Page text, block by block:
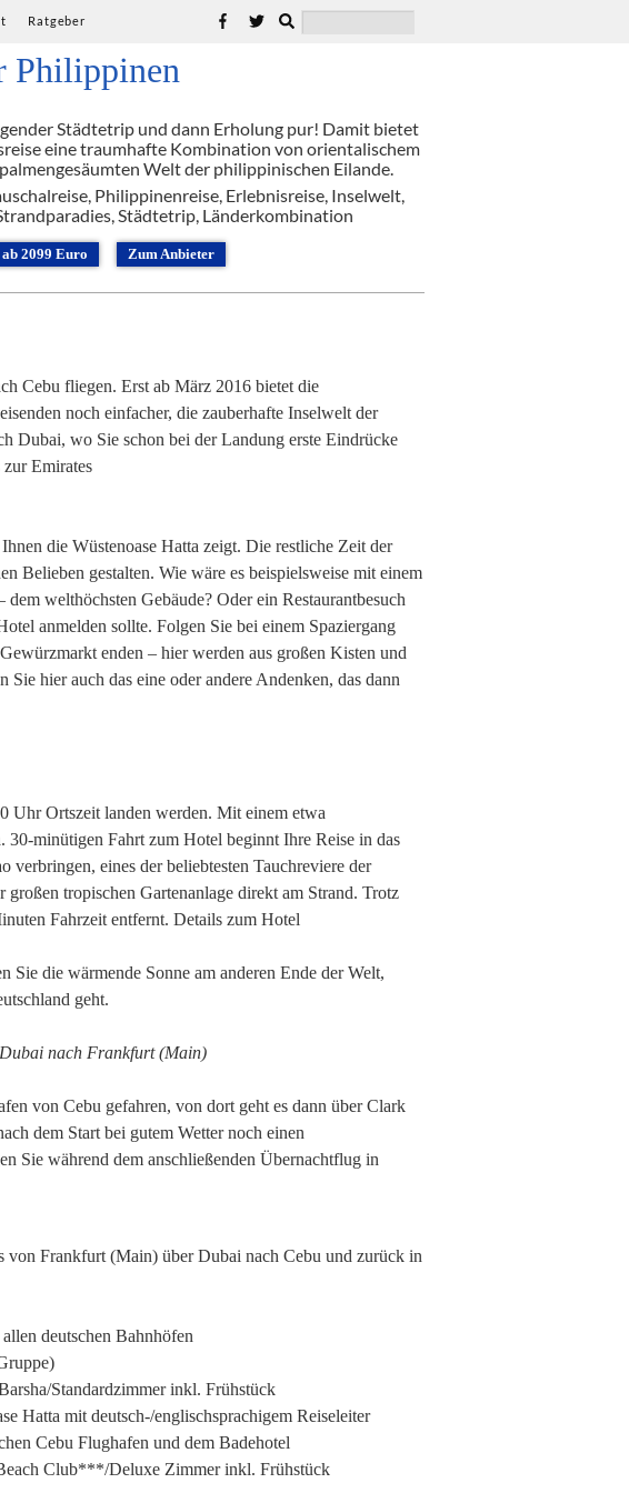
Ratgeber
Philippinen
Städtetrip und dann Erholung pur! Damit bietet
eine traumhafte Kombination von orientalischem
Welt der philippinischen Eilande.
Philippinenreise, Erlebnisreise, Inselwelt,
Städtetrip, Länderkombination
ab 2099 Euro Zum Anbieter
Cebu fliegen. Erst ab März 2016 bietet die
noch einfacher, die zauberhafte Inselwelt der
Dubai, wo Sie schon bei der Landung erste Eindrücke
Emirates
die Wüstenoase Hatta zeigt. Die restliche Zeit der
Belieben gestalten. Wie wäre es beispielsweise mit einem
welthöchsten Gebäude? Oder ein Restaurantbesuch
anmelden sollte. Folgen Sie bei einem Spaziergang
enden – hier werden aus großen Kisten und
hier auch das eine oder andere Andenken, das dann
Uhr Ortszeit landen werden. Mit einem etwa
30-minütigen Fahrt zum Hotel beginnt Ihre Reise in das
verbringen, eines der beliebtesten Tauchreviere der
tropischen Gartenanlage direkt am Strand. Trotz
Fahrzeit entfernt. Details zum Hotel
Sie die wärmende Sonne am anderen Ende der Welt,
geht.
nach Frankfurt (Main)
von Cebu gefahren, von dort geht es dann über Clark
dem Start bei gutem Wetter noch einen
Sie während dem anschließenden Übernachtflug in
von Frankfurt (Main) über Dubai nach Cebu und zurück in
deutschen Bahnhöfen
Standardzimmer inkl. Frühstück
Hatta mit deutsch-/englischsprachigem Reiseleiter
Cebu Flughafen und dem Badehotel
Club***/Deluxe Zimmer inkl. Frühstück